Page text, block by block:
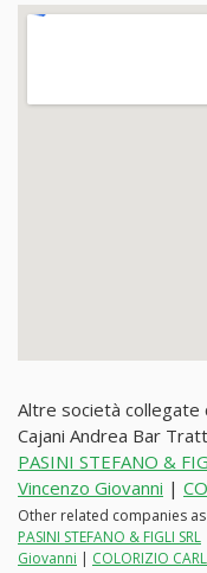
Altre società collegate
Cajani Andrea Bar
PASINI STEFANO &
Vincenzo Giovanni |
Other related companies
PASINI STEFANO & FIGLI SRL
Giovanni | COLORIZIO